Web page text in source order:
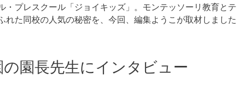
・プレスクール「ジョイキッズ」。モンテッソーリ教育と
れた同校の人気の秘密を、今回、編集ようこが取材しました
の園長先生にインタビュー